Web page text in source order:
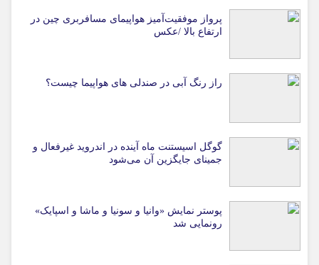
پرواز موفقیت‌آمیز هواپیمای مسافربری چین در
ارتفاع بالا /عکس
راز رنگ آبی در صندلی های هواپیما چیست؟
گوگل اسیستنت ماه آینده در اندروید غیرفعال و
جمینای جایگزین آن می‌شود
پوستر نمایش «وانیا و سونیا و ماشا و اسپایک»
رونمایی شد